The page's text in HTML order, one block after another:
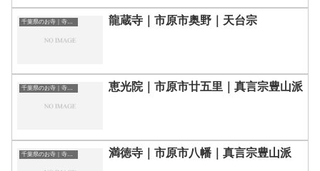
千葉県のお寺｜寺院一覧 龍蔵寺｜市原市奥野｜天台宗
千葉県のお寺｜寺院一覧 恵光院｜市原市廿五里｜真言宗豊山派
千葉県のお寺｜寺院一覧 満徳寺｜市原市八幡｜真言宗豊山派